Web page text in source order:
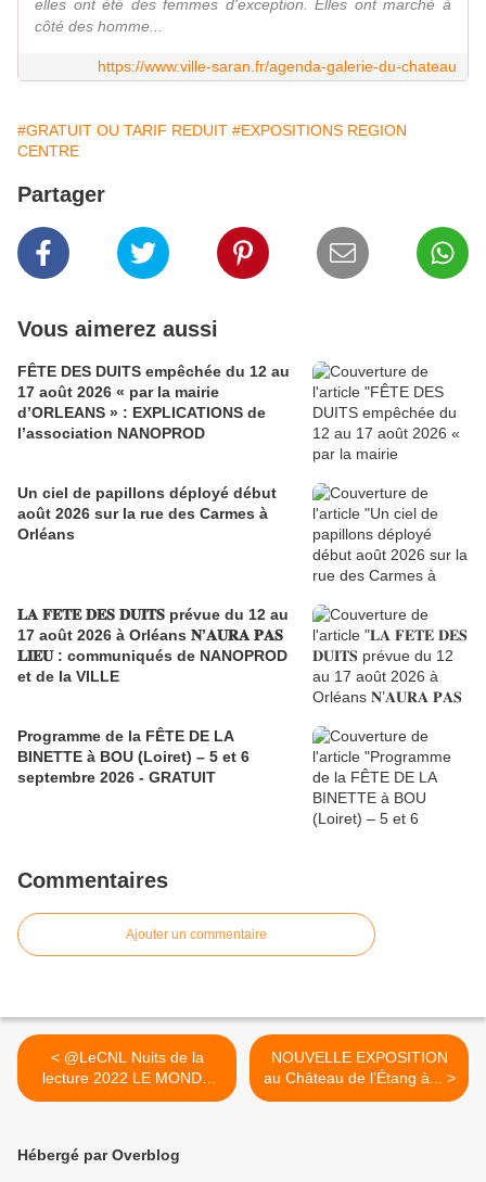
elles ont été des femmes d'exception. Elles ont marché à
côté des homme...
https://www.ville-saran.fr/agenda-galerie-du-chateau
#GRATUIT OU TARIF REDUIT #EXPOSITIONS REGION
CENTRE
Partager
Vous aimerez aussi
FÊTE DES DUITS empêchée du 12 au
17 août 2026 « par la mairie
d’ORLEANS » : EXPLICATIONS de
l’association NANOPROD
Un ciel de papillons déployé début
août 2026 sur la rue des Carmes à
Orléans
𝐋𝐀 𝐅𝐄𝐓𝐄 𝐃𝐄𝐒 𝐃𝐔𝐈𝐓𝐒 prévue du 12 au
17 août 2026 à Orléans 𝐍’𝐀𝐔𝐑𝐀 𝐏𝐀𝐒
𝐋𝐈𝐄𝐔 : communiqués de NANOPROD
et de la VILLE
Programme de la FÊTE DE LA
BINETTE à BOU (Loiret) – 5 et 6
septembre 2026 - GRATUIT
Commentaires
Ajouter un commentaire
< @LeCNL Nuits de la
lecture 2022 LE MONDE
DU VIVANT...
NOUVELLE EXPOSITION
au Château de l’Étang à... >
Hébergé par Overblog